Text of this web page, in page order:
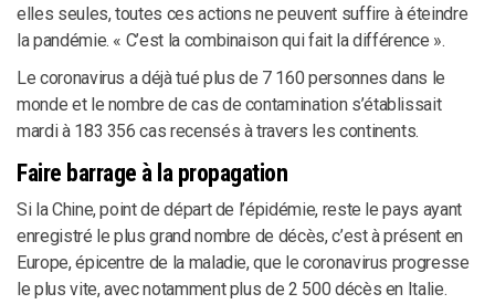
elles seules, toutes ces actions ne peuvent suffire à éteindre
la pandémie. « C’est la combinaison qui fait la différence ».
Le coronavirus a déjà tué plus de 7 160 personnes dans le
monde et le nombre de cas de contamination s’établissait
mardi à 183 356 cas recensés à travers les continents.
Faire barrage à la propagation
Si la Chine, point de départ de l’épidémie, reste le pays ayant
enregistré le plus grand nombre de décès, c’est à présent en
Europe, épicentre de la maladie, que le coronavirus progresse
le plus vite, avec notamment plus de 2 500 décès en Italie.